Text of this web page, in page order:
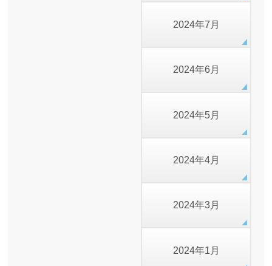
2024年7月
2024年6月
2024年5月
2024年4月
2024年3月
2024年1月